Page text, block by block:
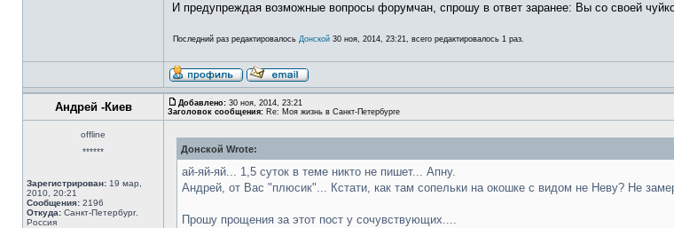
И предупреждая возможные вопросы форумчан, спрошу в ответ заранее: Вы со своей
Последний раз редактировалось Донской 30 ноя, 2014, 23:21, всего редактировалось 1 раз.
Андрей -Киев Добавлено: 30 ноя, 2014, 23:21
Заголовок сообщения: Re: Моя жизнь в Санкт-Петербурге
offline
******
Зарегистрирован: 19 мар,
2010, 20:21
Сообщения: 2196
Откуда: Санкт-Петербург.
Россия
Донской Wrote:
ай-яй-яй... 1,5 суток в теме никто не пишет... Апну.
Андрей, от Вас "плюсик"... Кстати, как там сопельки на окошке с видом не Неву? Не
Прошу прощения за этот пост у сочувствующих....